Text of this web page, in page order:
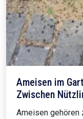
Ameisen im
Zwischen
Ameisen gehören